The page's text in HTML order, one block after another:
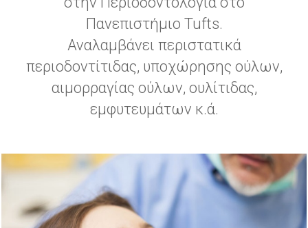
Πανεπιστήμιο Tufts.
Αναλαμβάνει περιστατικά
περιοδοντίτιδας, υποχώρησης ούλων,
αιμορραγίας ούλων, ουλίτιδας,
εμφυτευμάτων κ.ά.